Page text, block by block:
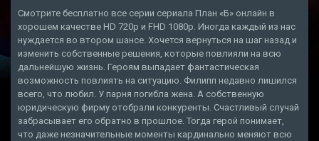
Смотрите бесплатно все серии сериала План «Б» онлайн в
хорошем качестве HD 720p и FHD 1080p. Иногда каждый из нас
нуждается во втором шансе. Хочется вернуться на шаг назад и
изменить собственные решения, которые повлияли на всю
дальнейшую жизнь. Героям выпадает фантастическая
возможность повлиять на ситуацию. Филипп недавно лишился
всего, что любил. У парня погибла жена. А собственную
юридическую фирму отобрали конкуренты. Счастливый случай
забрасывает его обратно в прошлое. Тогда герой понимает,
что даже незначительные моменты кардинально меняют всю